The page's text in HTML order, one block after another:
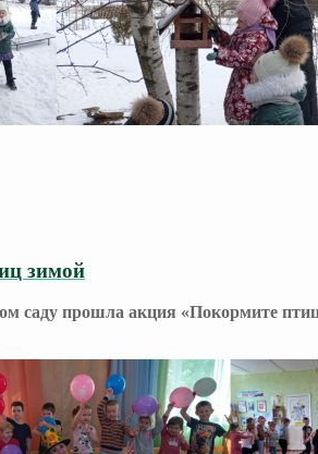
зимой
саду прошла акция «Покормите